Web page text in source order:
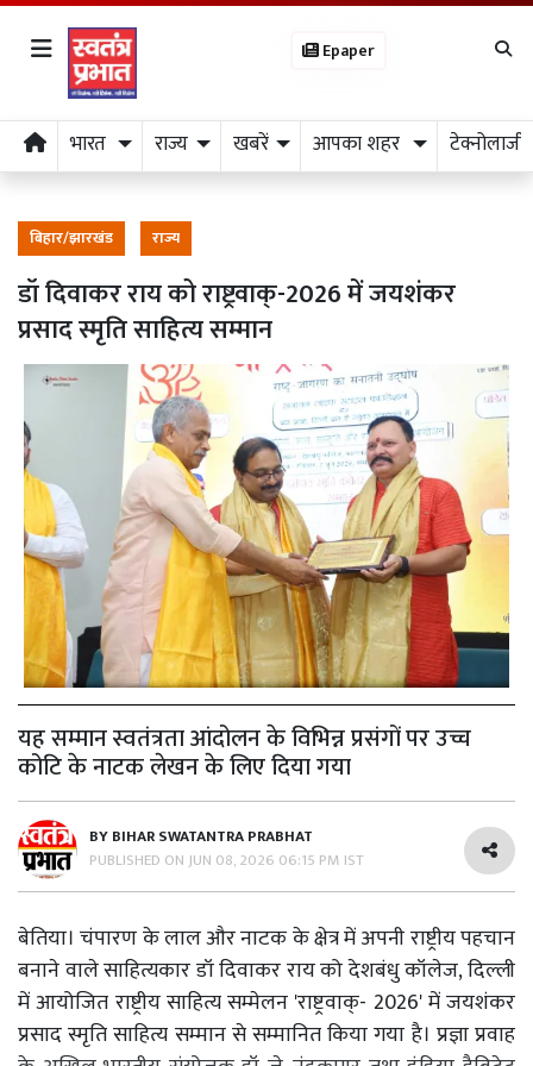
Epaper
भारत राज्य खबरें आपका शहर टेक्नोलाजी
बिहार/झारखंड राज्य
डॉ दिवाकर राय को राष्ट्रवाक्-2026 में जयशंकर
प्रसाद स्मृति साहित्य सम्मान
यह सम्मान स्वतंत्रता आंदोलन के विभिन्न प्रसंगों पर उच्च
कोटि के नाटक लेखन के लिए दिया गया
BYBIHAR SWATANTRA PRABHAT
PUBLISHED ONJUN 08, 2026 06:15 PM IST
बेतिया। चंपारण के लाल और नाटक के क्षेत्र में अपनी राष्ट्रीय पहचान
बनाने वाले साहित्यकार डॉ दिवाकर राय को देशबंधु कॉलेज, दिल्ली
में आयोजित राष्ट्रीय साहित्य सम्मेलन 'राष्ट्रवाक्- 2026' में जयशंकर
प्रसाद स्मृति साहित्य सम्मान से सम्मानित किया गया है। प्रज्ञा प्रवाह